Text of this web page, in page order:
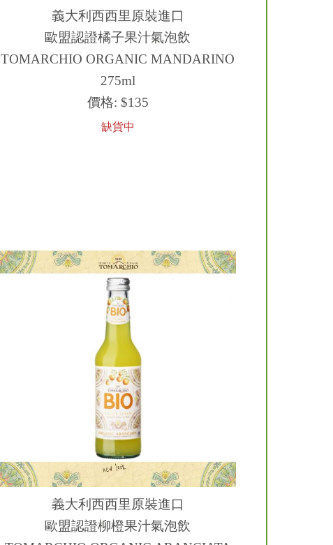
義大利西西里原裝進口
歐盟認證橘子果汁氣泡飲
TOMARCHIO ORGANIC MANDARINO
275ml
價格: $135
缺貨中
義大利西西里原裝進口
歐盟認證柳橙果汁氣泡飲